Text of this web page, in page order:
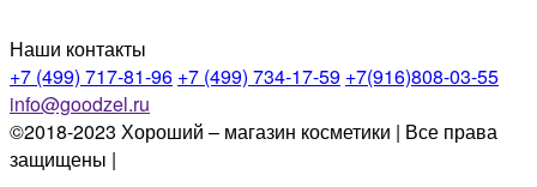
Наши контакты
+7 (499) 717-81-96 +7 (499) 734-17-59 +7(916)808-03-55
info@goodzel.ru
©2018-2023 Хороший – магазин косметики | Все права
защищены |